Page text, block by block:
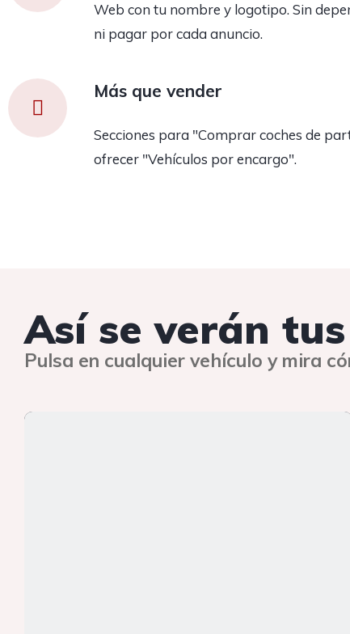
Web con tu nombre y logotipo. Sin
ni pagar por cada anuncio.
Más que vender
Secciones para "Comprar coches de
ofrecer "Vehículos por encargo".
Así se verán
Pulsa en cualquier vehículo y mira